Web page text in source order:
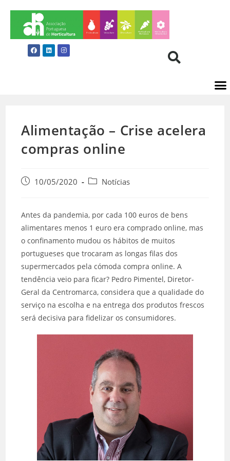
Alimentação – Crise acelera
compras online
10/05/2020 Notícias
Antes da pandemia, por cada 100 euros de bens
alimentares menos 1 euro era comprado online, mas
o confinamento mudou os hábitos de muitos
portugueses que trocaram as longas filas dos
supermercados pela cómoda compra online. A
tendência veio para ficar? Pedro Pimentel, Diretor-
Geral da Centromarca, considera que a qualidade do
serviço na escolha e na entrega dos produtos frescos
será decisiva para fidelizar os consumidores.